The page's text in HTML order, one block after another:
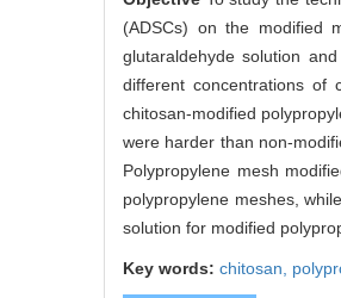
(ADSCs) on the modified
glutaraldehyde solution
different concentrations of
chitosan-modified
were harder than non-
Polypropylene mesh
polypropylene meshes,
solution for modified
Key words: chitosan,